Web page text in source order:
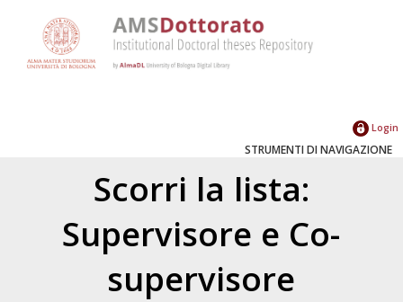
Login
STRUMENTI DI NAVIGAZIONE
Scorri la lista:
Supervisore e Co-
supervisore